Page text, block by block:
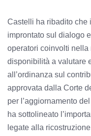
Castelli ha ribadito che
improntato sul dialogo
operatori coinvolti
disponibilità a valutare
all’ordinanza sul
approvata dalla Corte
per l’aggiornamento
ha sottolineato
legate alla